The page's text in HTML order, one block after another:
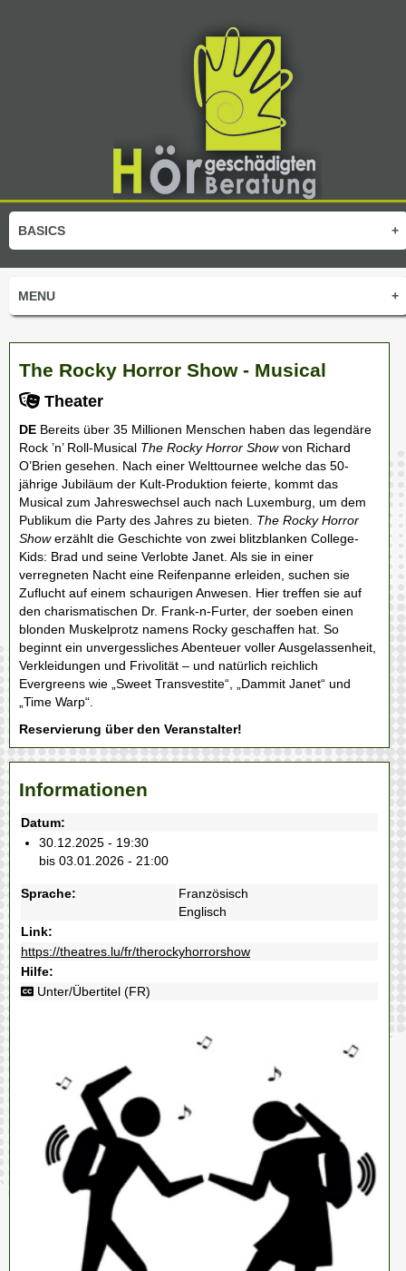
+
BASICS
+
MENU
The Rocky Horror Show - Musical
Theater
DE Bereits über 35 Millionen Menschen haben das legendäre
Rock ’n’ Roll-Musical The Rocky Horror Showvon Richard
O’Brien gesehen. Nach einer Welttournee welche das 50-
jährige Jubiläum der Kult-Produktion feierte, kommt das
Musical zum Jahreswechsel auch nach Luxemburg, um dem
Publikum die Party des Jahres zu bieten. The Rocky Horror
Showerzählt die Geschichte von zwei blitzblanken College-
Kids: Brad und seine Verlobte Janet. Als sie in einer
verregneten Nacht eine Reifenpanne erleiden, suchen sie
Zuflucht auf einem schaurigen Anwesen. Hier treffen sie auf
den charismatischen Dr. Frank-n-Furter, der soeben einen
blonden Muskelprotz namens Rocky geschaffen hat. So
beginnt ein unvergessliches Abenteuer voller Ausgelassenheit,
Verkleidungen und Frivolität – und natürlich reichlich
Evergreens wie „Sweet Transvestite“, „Dammit Janet“ und
„Time Warp“.
Reservierung über den Veranstalter!
Informationen
Datum:
30.12.2025 - 19:30
bis 03.01.2026 - 21:00
Sprache:
Französisch
Englisch
Link:
https://theatres.lu/fr/therockyhorrorshow
Hilfe:
Unter/Übertitel (FR)